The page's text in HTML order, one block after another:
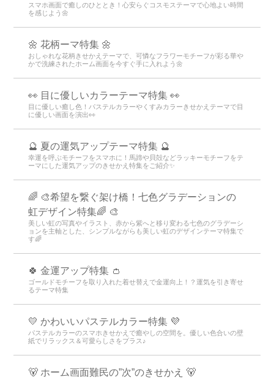
スマホ画面で癒しのひととき！心安らぐコスモステーマで心地よい時間
を感じよう🌼
🌼 花柄ーマ特集 🌼
おしゃれな花柄きせかえテーマで、可憐なフラワーモチーフが彩る華や
かで洗練されたホーム画面を今すぐ手に入れよう🌼
👀 目に優しいカラーテーマ特集 👀
目に優しい癒し色！パステルカラーやくすみカラーきせかえテーマで目
に優しい画面を演出👀
🔮 夏の運気アップテーマ特集 🔮
幸運を呼ぶモチーフをスマホに！馬蹄や貝殻などラッキーモチーフをテ
ーマにした運気アップのきせかえ特集をご紹介✨
🌈 🎨希望を繋ぐ架け橋！七色グラデーションの
虹デザイン特集🌈 🎨
美しい虹の写真やイラスト、赤から紫へと移り変わる七色のグラデーシ
ョンを主軸とした、シンプルながらも美しい虹のデザインテーマ特集で
す🌈
🍀 金運アップ特集 👛
ゴールドモチーフを取り入れた着せ替えで金運向上！？運気を引き寄せ
るテーマ特集
💛 かわいいパステルカラー特集 💜
パステルカラーのスマホきせかえで癒やしの空間を。優しい色合いの壁
紙でリラックス＆可愛らしさをプラス♪
🐻 ホーム画面難民の”次”のきせかえ 🐻